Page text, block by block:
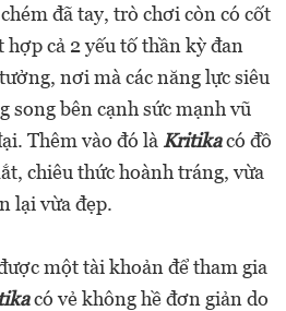
đã tay, trò chơi còn có cốt
cả 2 yếu tố thần kỳ đan
nơi mà các năng lực siêu
song bên cạnh sức mạnh vũ
Thêm vào đó là Kritikacó đồ
chiêu thức hoành tráng, vừa
lại vừa đẹp.
một tài khoản để tham gia
có vẻ không hề đơn giản do